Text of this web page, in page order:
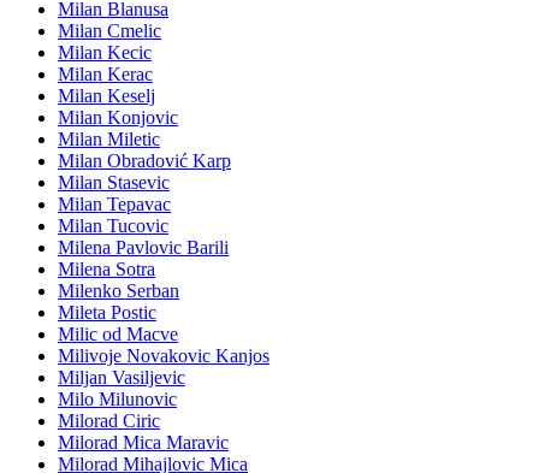
Milan Blanusa
Milan Cmelic
Milan Kecic
Milan Kerac
Milan Keselj
Milan Konjovic
Milan Miletic
Milan Obradović Karp
Milan Stasevic
Milan Tepavac
Milan Tucovic
Milena Pavlovic Barili
Milena Sotra
Milenko Serban
Mileta Postic
Milic od Macve
Milivoje Novakovic Kanjos
Miljan Vasiljevic
Milo Milunovic
Milorad Ciric
Milorad Mica Maravic
Milorad Mihajlovic Mica